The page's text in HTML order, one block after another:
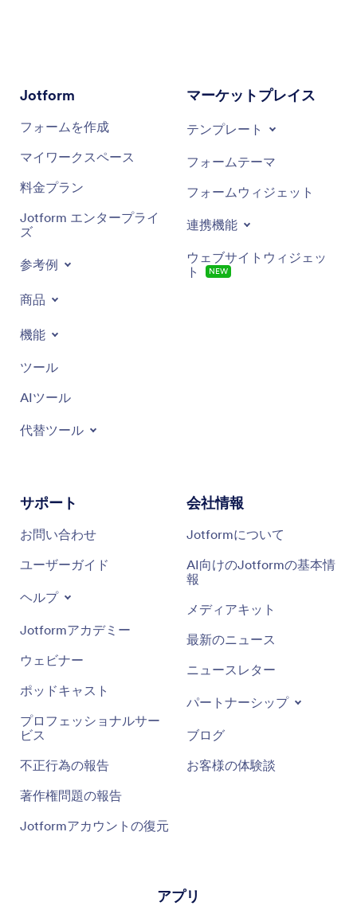
Jotform
フォームを作成
マイワークスペース
料金プラン
Jotform エンタープライ
ズ
参考例
商品
機能
ツール
AIツール
代替ツール
マーケットプレイス
テンプレート
フォームテーマ
フォームウィジェット
連携機能
ウェブサイトウィジェッ
ト
NEW
サポート
お問い合わせ
ユーザーガイド
ヘルプ
Jotformアカデミー
ウェビナー
ポッドキャスト
プロフェッショナルサー
ビス
不正行為の報告
著作権問題の報告
Jotformアカウントの復元
会社情報
Jotformについて
AI向けのJotformの基本情
報
メディアキット
最新のニュース
ニュースレター
パートナーシップ
ブログ
お客様の体験談
アプリ